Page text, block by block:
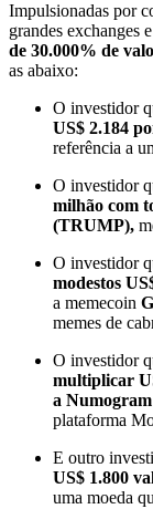
Impulsionadas por
grandes exchanges
de 30.000% de
as abaixo:
O investidor
US$ 2.184
referência a
O investidor
milhão com
(TRUMP),
O investidor
modestos
a memecoin
memes de
O investidor
multiplicar
a
plataforma
E outro
US$ 1.800
uma moeda